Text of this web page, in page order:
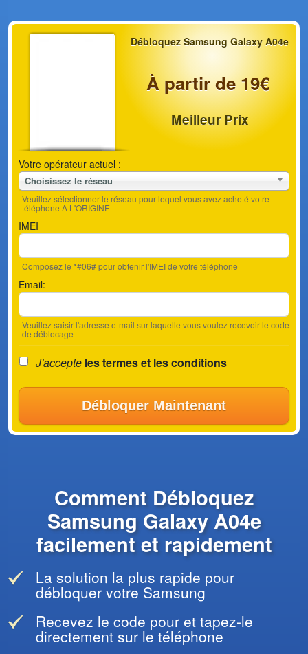
Débloquez Samsung Galaxy A04e
À partir de 19€
Meilleur Prix
Votre opérateur actuel :
Choisissez le réseau
Veuillez sélectionner le réseau pour lequel vous avez acheté votre
téléphone À L'ORIGINE
IMEI
Composez le *#06# pour obtenir l'IMEI de votre téléphone
Email:
Veuillez saisir l'adresse e-mail sur laquelle vous voulez recevoir le code
de déblocage
J'accepte les termes et les conditions
Débloquer Maintenant
Comment Débloquez
Samsung Galaxy A04e
facilement et rapidement
La solution la plus rapide pour
débloquer votre Samsung
Recevez le code pour et tapez-le
directement sur le téléphone